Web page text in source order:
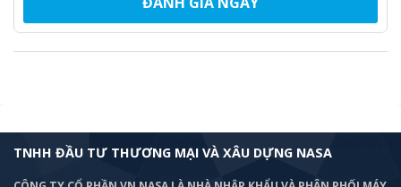
TNHH ĐẦU TƯ THƯƠNG MẠI VÀ XÂU DỰNG NASA